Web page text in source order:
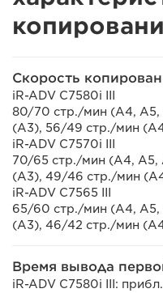
Скорость
iR-ADV C7580i III
80/70 стр./мин (A4,
(A3), 56/49 стр./мин
iR-ADV C7570i III
70/65 стр./мин (A4, A5,
(A3), 49/46 стр./мин
iR-ADV C7565 III
65/60 стр./мин (A4,
(A3), 46/42 стр./мин
Время вывода
iR-ADV C7580i III: